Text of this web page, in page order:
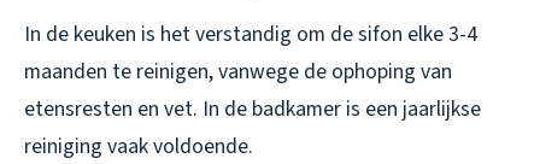
In de keuken is het verstandig om de sifon elke 3-4
maanden te reinigen, vanwege de ophoping van
etensresten en vet. In de badkamer is een jaarlijkse
reiniging vaak voldoende.